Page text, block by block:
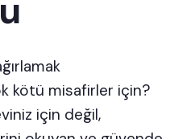
kötü misafirler için?
için değil,